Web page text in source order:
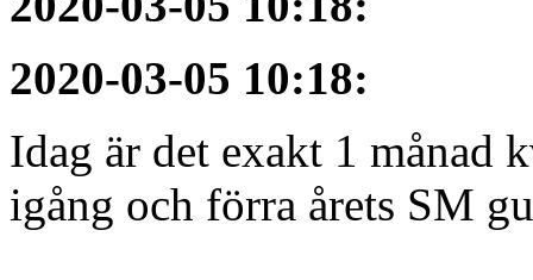
2020-03-05 10:18:
Idag är det exakt 1 månad
igång och förra årets SM